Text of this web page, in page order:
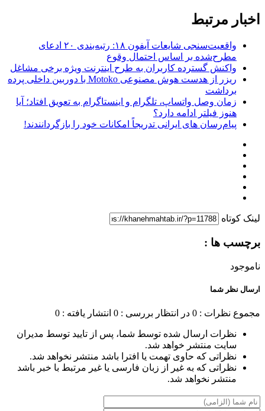
اخبار مرتبط
واقعیت‌سنجی شایعات آیفون ۱۸: رتبه‌بندی ۲۰ ادعای
مطرح‌شده بر اساس احتمال وقوع
واکنش گسترده کاربران به طرح اینترنت ویژه برخی مشاغل
ریزر از هدست هوش مصنوعی Motoko با دوربین داخلی پرده
برداشت
زمان وصل واتساپ، تلگرام و اینستاگرام به تعویق افتاد؛ آیا
هنوز فیلتر ادامه دارد؟
پیام‌رسان‌ های ایرانی تدریجاً امکانات خود را بازگردانندند!
لینک کوتاه
برچسب ها :
ناموجود
ارسال نظر شما
مجموع نظرات : 0 در انتظار بررسی : 0 انتشار یافته : 0
نظرات ارسال شده توسط شما، پس از تایید توسط مدیران
سایت منتشر خواهد شد.
نظراتی که حاوی تهمت یا افترا باشد منتشر نخواهد شد.
نظراتی که به غیر از زبان فارسی یا غیر مرتبط با خبر باشد
منتشر نخواهد شد.